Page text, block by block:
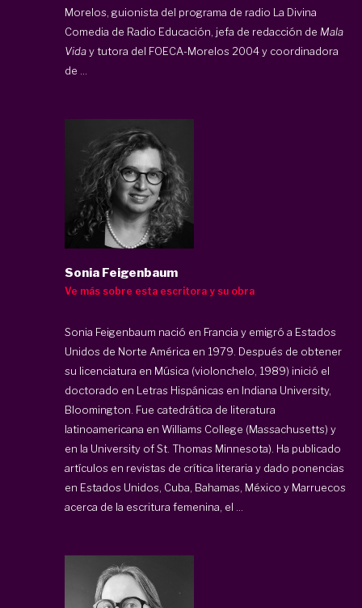
Morelos, guionista del programa de radio La Divina
Comedia de Radio Educación, jefa de redacción de Mala
Viday tutora del FOECA-Morelos 2004 y coordinadora
de ...
Sonia Feigenbaum
Ve más sobre esta escritora y su obra
Sonia Feigenbaum nació en Francia y emigró a Estados
Unidos de Norte América en 1979. Después de obtener
su licenciatura en Música (violonchelo, 1989) inició el
doctorado en Letras Hispánicas en Indiana University,
Bloomington. Fue catedrática de literatura
latinoamericana en Williams College (Massachusetts) y
en la University of St. Thomas Minnesota). Ha publicado
artículos en revistas de crítica literaria y dado ponencias
en Estados Unidos, Cuba, Bahamas, México y Marruecos
acerca de la escritura femenina, el ...